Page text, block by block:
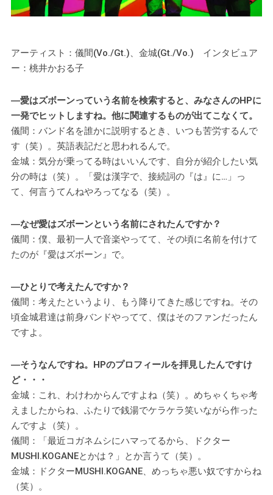
アーティスト：儀間(Vo./Gt.)、金城(Gt./Vo.) インタビュア
ー：桃井かおる子
―愛はズボーンっていう名前を検索すると、みなさんのHPに
一発でヒットしますね。他に関連するものが出てこなくて。
儀間：バンド名を誰かに説明するとき、いつも苦労するんで
す（笑）。英語表記だと思われるんで。
金城：気分が乗ってる時はいいんです、自分が紹介したい気
分の時は（笑）。「愛は漢字で、接続詞の『は』に…」っ
て、何言うてんねやろってなる（笑）。
―なぜ愛はズボーンという名前にされたんですか？
儀間：僕、最初一人で音楽やってて、その頃に名前を付けて
たのが『愛はズボーン』で。
―ひとりで考えたんですか？
儀間：考えたというより、もう降りてきた感じですね。その
頃金城君達は前身バンドやってて、僕はそのファンだったん
ですよ。
―そうなんですね。HPのプロフィールを拝見したんですけ
ど・・・
金城：これ、わけわからんですよね（笑）。めちゃくちゃ考
えましたからね、ふたりで銭湯でケラケラ笑いながら作った
んですよ（笑）。
儀間：「最近コガネムシにハマってるから、ドクター
MUSHI.KOGANEとかは？」とか言うて（笑）。
金城：ドクターMUSHI.KOGANE、めっちゃ悪い奴ですからね
（笑）。